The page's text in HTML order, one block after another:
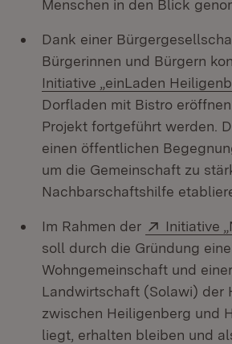
Menschen in den Blick
Dank einer
Bürgerinnen und Bürgern
Initiative „einLaden
Dorfladen mit Bistro
Projekt fortgeführt werden.
einen öffentlichen
um die Gemeinschaft zu
Nachbarschaftshilfe
Im Rahmen der Extern:
Initiative
soll durch die Gründung
Wohngemeinschaft und
Landwirtschaft (Solawi) der
zwischen Heiligenberg und
liegt, erhalten bleiben und